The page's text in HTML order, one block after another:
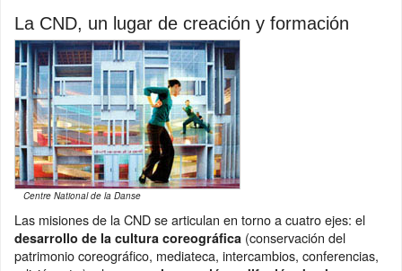
La CND, un lugar de creación y formación
Centre National de la Danse
Las misiones de la CND se articulan en torno a cuatro ejes: el
desarrollo de la cultura coreográfica (conservación del
patrimonio coreográfico, mediateca, intercambios, conferencias,